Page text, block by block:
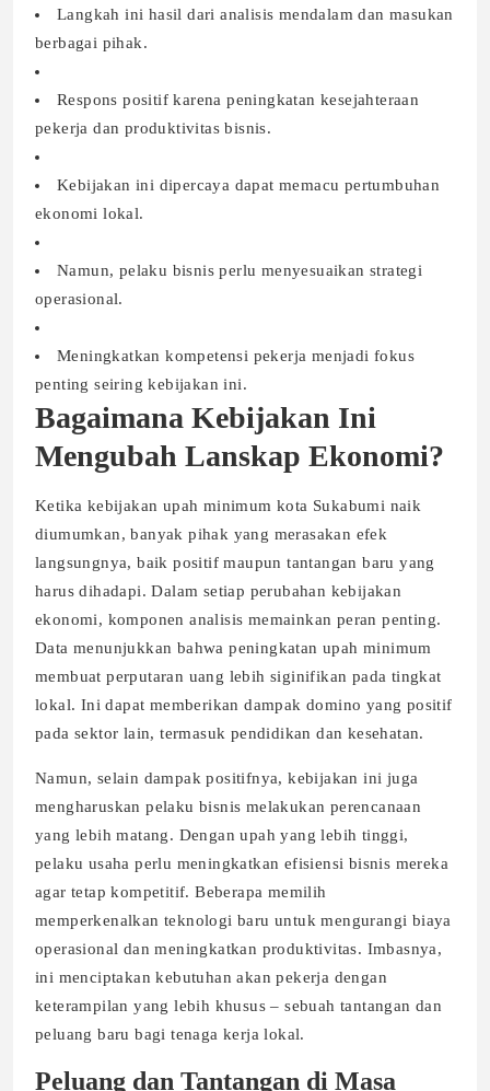
Langkah ini hasil dari analisis mendalam dan masukan
berbagai pihak.
Respons positif karena peningkatan kesejahteraan
pekerja dan produktivitas bisnis.
Kebijakan ini dipercaya dapat memacu pertumbuhan
ekonomi lokal.
Namun, pelaku bisnis perlu menyesuaikan strategi
operasional.
Meningkatkan kompetensi pekerja menjadi fokus
penting seiring kebijakan ini.
Bagaimana Kebijakan Ini
Mengubah Lanskap Ekonomi?
Ketika kebijakan upah minimum kota Sukabumi naik
diumumkan, banyak pihak yang merasakan efek
langsungnya, baik positif maupun tantangan baru yang
harus dihadapi. Dalam setiap perubahan kebijakan
ekonomi, komponen analisis memainkan peran penting.
Data menunjukkan bahwa peningkatan upah minimum
membuat perputaran uang lebih siginifikan pada tingkat
lokal. Ini dapat memberikan dampak domino yang positif
pada sektor lain, termasuk pendidikan dan kesehatan.
Namun, selain dampak positifnya, kebijakan ini juga
mengharuskan pelaku bisnis melakukan perencanaan
yang lebih matang. Dengan upah yang lebih tinggi,
pelaku usaha perlu meningkatkan efisiensi bisnis mereka
agar tetap kompetitif. Beberapa memilih
memperkenalkan teknologi baru untuk mengurangi biaya
operasional dan meningkatkan produktivitas. Imbasnya,
ini menciptakan kebutuhan akan pekerja dengan
keterampilan yang lebih khusus – sebuah tantangan dan
peluang baru bagi tenaga kerja lokal.
Peluang dan Tantangan di Masa